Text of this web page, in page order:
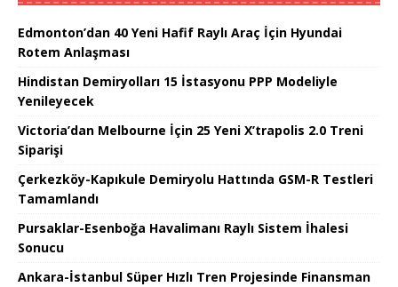
Edmonton’dan 40 Yeni Hafif Raylı Araç İçin Hyundai
Rotem Anlaşması
Hindistan Demiryolları 15 İstasyonu PPP Modeliyle
Yenileyecek
Victoria’dan Melbourne İçin 25 Yeni X’trapolis 2.0 Treni
Siparişi
Çerkezköy-Kapıkule Demiryolu Hattında GSM-R Testleri
Tamamlandı
Pursaklar-Esenboğa Havalimanı Raylı Sistem İhalesi
Sonucu
Ankara-İstanbul Süper Hızlı Tren Projesinde Finansman